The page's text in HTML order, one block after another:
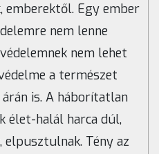
emberektől. Egy ember
nem lenne
nem lehet
a természet
is. A háborítatlan
élet-halál harca dúl,
Tény az